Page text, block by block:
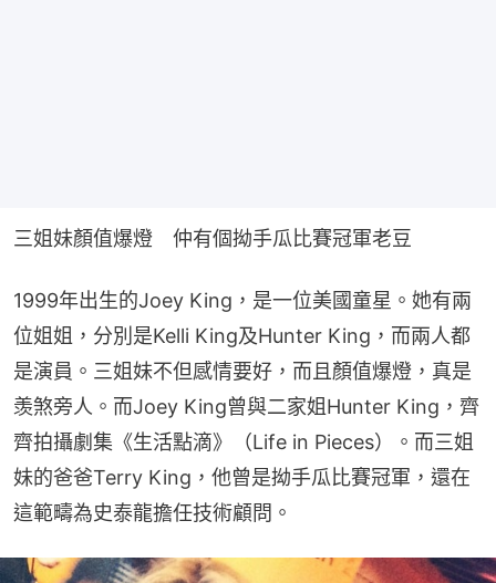
三姐妹顏值爆燈　仲有個拗手瓜比賽冠軍老豆
1999年出生的Joey King，是一位美國童星。她有兩
位姐姐，分別是Kelli King及Hunter King，而兩人都
是演員。三姐妹不但感情要好，而且顏值爆燈，真是
羡煞旁人。而Joey King曾與二家姐Hunter King，齊
齊拍攝劇集《生活點滴》（Life in Pieces）。而三姐
妹的爸爸Terry King，他曾是拗手瓜比賽冠軍，還在
這範疇為史泰龍擔任技術顧問。